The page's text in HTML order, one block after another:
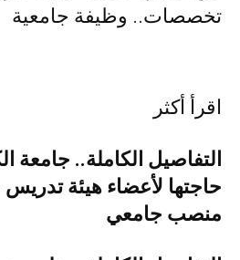
تخصصات.. وظيفة جامعية
اقرأ أكثر
التفاصيل الكاملة.. جامعة
منصب جامعي